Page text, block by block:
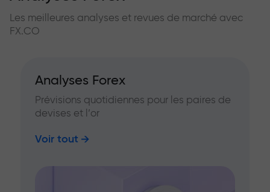
Les meilleures analyses et revues de marché avec
FX.CO
Analyses Forex
Prévisions quotidiennes pour les paires de
devises et l’or
Voir tout